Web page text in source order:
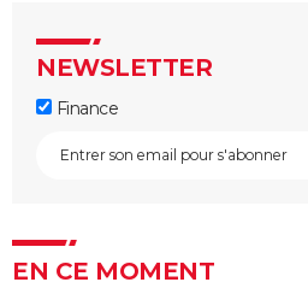
NEWSLETTER
Finance
EN CE MOMENT